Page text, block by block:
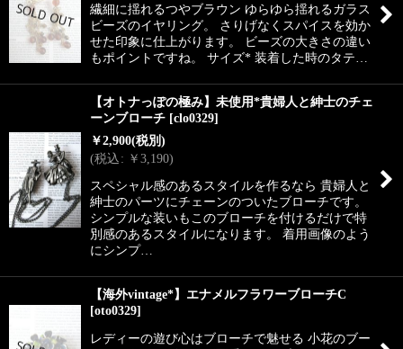
繊細に揺れるつやブラウン ゆらゆら揺れるガラス
ビーズのイヤリング。 さりげなくスパイスを効か
せた印象に仕上がります。 ビーズの大きさの違い
もポイントですね。 サイズ* 装着した時のタテ…
【オトナっぽの極み】未使用*貴婦人と紳士のチェ
ーンブローチ [clo0329]
￥2,900(税別)
(税込: ￥3,190)
スペシャル感のあるスタイルを作るなら 貴婦人と
紳士のパーツにチェーンのついたブローチです。
シンプルな装いもこのブローチを付けるだけで特
別感のあるスタイルになります。 着用画像のよう
にシンプ…
【海外vintage*】エナメルフラワーブローチC
[oto0329]
レディーの遊び心はブローチで魅せる 小花のブー